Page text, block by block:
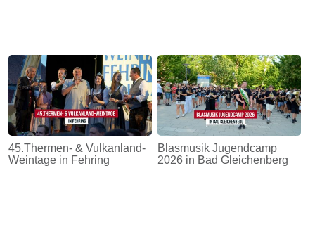
45.Thermen- & Vulkanland-
Weintage in Fehring
Blasmusik Jugendcamp
2026 in Bad Gleichenberg